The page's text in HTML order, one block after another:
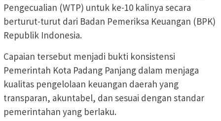
Pengecualian (WTP) untuk ke-10 kalinya secara
berturut-turut dari Badan Pemeriksa Keuangan (BPK)
Republik Indonesia.
Capaian tersebut menjadi bukti konsistensi
Pemerintah Kota Padang Panjang dalam menjaga
kualitas pengelolaan keuangan daerah yang
transparan, akuntabel, dan sesuai dengan standar
pemerintahan yang berlaku.